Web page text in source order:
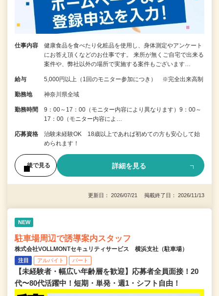
仕事内容
健康食品を食べたり化粧品を使用し、身体測定やアンケート
にお答え頂くなどのお仕事です。 来所が無くご自宅で出来る
案件や、弊社以外の場所で実施する案件もございます…
給与 5,000円以上（1回のモニター参加につき） ※完全出来高制
勤務地 神奈川県全域
勤務時間
9：00～17：00（モニター内容により異なります）9：00～
17：00（モニター内容によ…
応募資格
治験未経験OK 18歳以上であれば初めての方も安心して始
められます！
後で見る 詳細を見る
更新日： 2026/07/21 掲載終了日： 2026/11/13
NEW
駐車場周辺で誘導案内スタッフ
株式会社VOLLMONTセキュリティサービス 横浜支社（駐車場）
注目 アルバイト パート
【未経験者・幅広い年齢層を歓迎】応募者全員面接！20
代〜80代活躍中！短期・単発・週1・シフト自由！